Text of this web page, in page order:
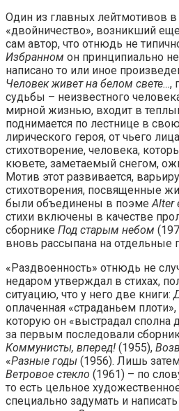
Один из главных лейтмотивов
«двойничество», возникший
сам автор, что отнюдь не
Избранном он принципиально
написано то или иное
Человек живет на белом свете…,
судьбы – неизвестного
мирной жизнью, входит в
поднимается по лестнице в
лирического героя, от чьего
стихотворение, человека,
кювете, заметаемый снегом,
Мотив этот развивается,
стихотворения, посвященные
были объединены в поэме Alter
стихи включены в качестве
сборнике Под старым небом
вновь рассыпана на отдельные
«Раздвоенность» отнюдь не
недаром утверждал в стихах,
ситуацию, что у него две книги:
оплаченная «страданьем плоти»,
которую он «выстрадал сполна
за первым последовали
Коммунисты, вперед! (1955),
«Разные годы (1956). Лишь
Ветровое стекло (1961) – по
то есть цельное
специально задумать и